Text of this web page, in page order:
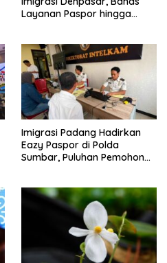
Layanan Paspor hingga
Imigrasi Padang Hadirkan
Eazy Paspor di Polda
Sumbar, Puluhan Pemohon